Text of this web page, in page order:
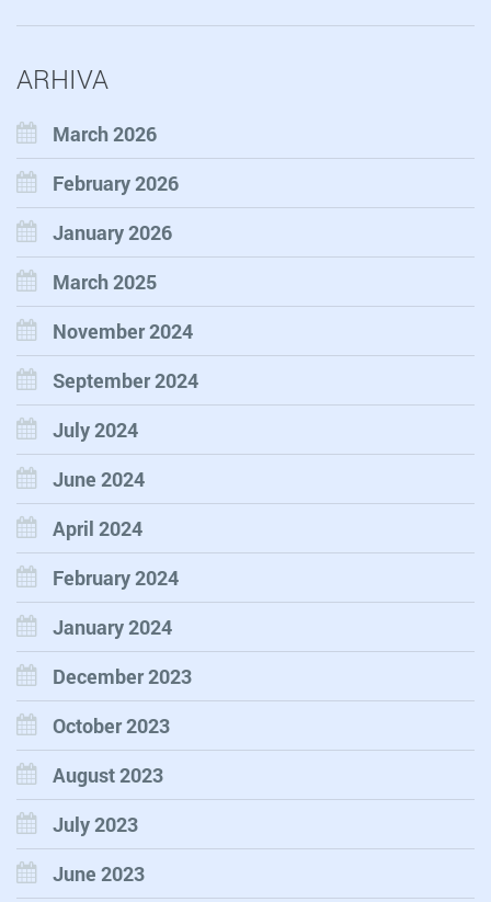
ARHIVA
March 2026
February 2026
January 2026
March 2025
November 2024
September 2024
July 2024
June 2024
April 2024
February 2024
January 2024
December 2023
October 2023
August 2023
July 2023
June 2023